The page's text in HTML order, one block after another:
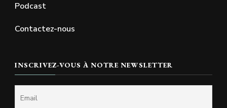
Podcast
Contactez-nous
INSCRIVEZ-VOUS À NOTRE NEWSLETTER